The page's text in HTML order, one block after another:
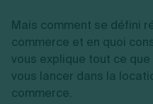
Création d'entreprise
Mise en sommeil
Dissolution-liquidation
Dépôt de bilan
Logiciel de comptabilité
Gestion des achats
Gestion de la trésorerie
Bilans et déclarations
Par besoin
Sélection de fiches
Ouvrir sa société
Création d'entreprise
Création de micro-
Devenir auto entrepreneur
Mais comment se défini
commerce et en quoi
vous explique tout ce
vous lancer dans la
commerce.